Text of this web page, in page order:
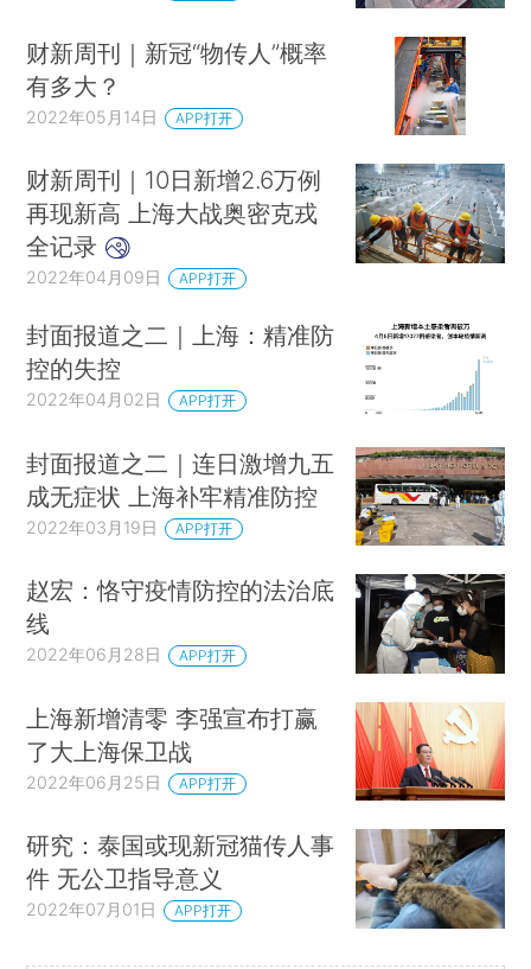
财新周刊｜新冠“物传人”概率
有多大？
2022年05月14日 APP打开
财新周刊｜10日新增2.6万例
再现新高 上海大战奥密克戎
全记录
2022年04月09日 APP打开
封面报道之二｜上海：精准防
控的失控
2022年04月02日 APP打开
封面报道之二｜连日激增九五
成无症状 上海补牢精准防控
2022年03月19日 APP打开
赵宏：恪守疫情防控的法治底
线
2022年06月28日 APP打开
上海新增清零 李强宣布打赢
了大上海保卫战
2022年06月25日 APP打开
研究：泰国或现新冠猫传人事
件 无公卫指导意义
2022年07月01日 APP打开